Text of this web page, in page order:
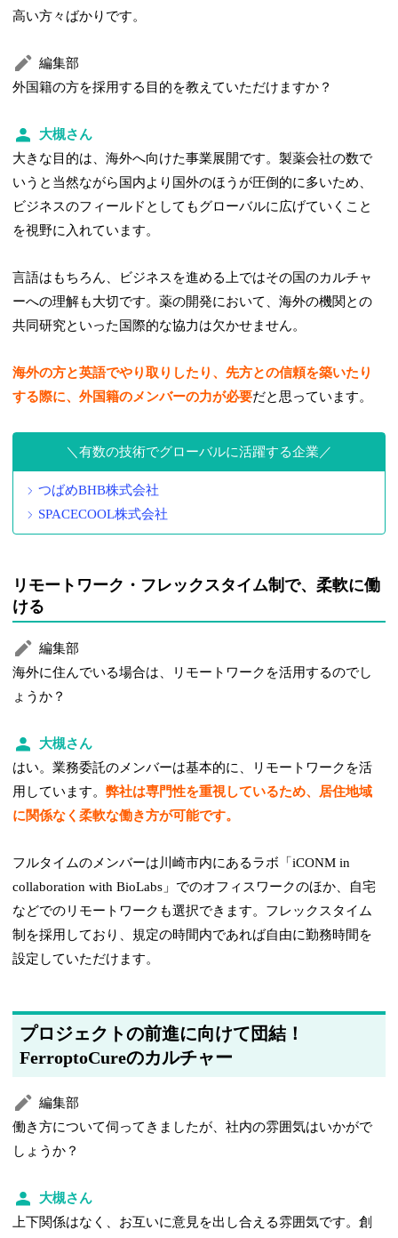
高い方々ばかりです。
編集部
外国籍の方を採用する目的を教えていただけますか？
大槻さん
大きな目的は、海外へ向けた事業展開です。製薬会社の数で
いうと当然ながら国内より国外のほうが圧倒的に多いため、
ビジネスのフィールドとしてもグローバルに広げていくこと
を視野に入れています。
言語はもちろん、ビジネスを進める上ではその国のカルチャ
ーへの理解も大切です。薬の開発において、海外の機関との
共同研究といった国際的な協力は欠かせません。
海外の方と英語でやり取りしたり、先方との信頼を築いたり
する際に、外国籍のメンバーの力が必要だと思っています。
有数の技術でグローバルに活躍する企業
つばめBHB株式会社
SPACECOOL株式会社
リモートワーク・フレックスタイム制で、柔軟に働
ける
編集部
海外に住んでいる場合は、リモートワークを活用するのでし
ょうか？
大槻さん
はい。業務委託のメンバーは基本的に、リモートワークを活
用しています。弊社は専門性を重視しているため、居住地域
に関係なく柔軟な働き方が可能です。
フルタイムのメンバーは川崎市内にあるラボ「iCONM in
collaboration with BioLabs」でのオフィスワークのほか、自宅
などでのリモートワークも選択できます。フレックスタイム
制を採用しており、規定の時間内であれば自由に勤務時間を
設定していただけます。
プロジェクトの前進に向けて団結！
FerroptoCureのカルチャー
編集部
働き方について伺ってきましたが、社内の雰囲気はいかがで
しょうか？
大槻さん
上下関係はなく、お互いに意見を出し合える雰囲気です。創